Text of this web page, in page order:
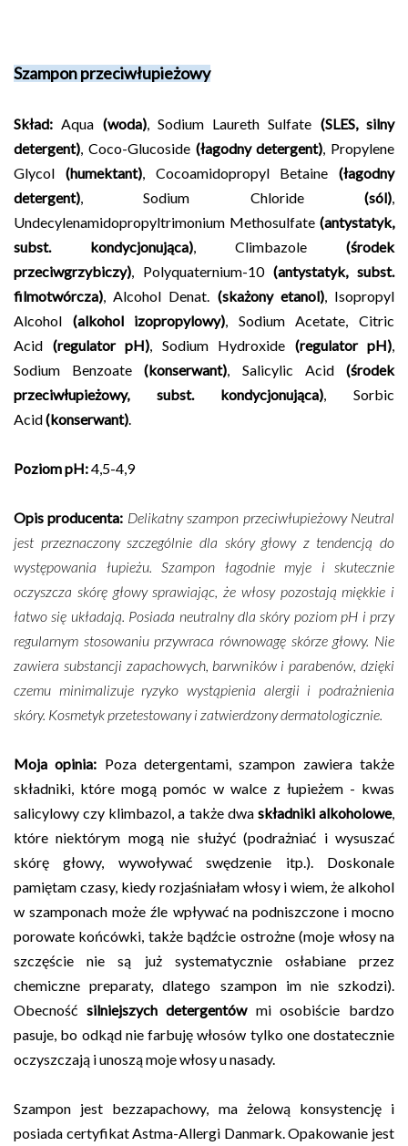
Szampon przeciwłupieżowy
Skład: Aqua (woda), Sodium Laureth Sulfate (SLES, silny
detergent), Coco-Glucoside (łagodny detergent), Propylene
Glycol (humektant), Cocoamidopropyl Betaine (łagodny
detergent), Sodium Chloride (sól),
Undecylenamidopropyltrimonium Methosulfate (antystatyk,
subst. kondycjonująca), Climbazole (środek
przeciwgrzybiczy), Polyquaternium-10 (antystatyk, subst.
filmotwórcza), Alcohol Denat. (skażony etanol), Isopropyl
Alcohol (alkohol izopropylowy), Sodium Acetate, Citric
Acid (regulator pH), Sodium Hydroxide (regulator pH),
Sodium Benzoate(konserwant), Salicylic Acid(środek
przeciwłupieżowy, subst. kondycjonująca), Sorbic
Acid(konserwant).
Poziom pH:4,5-4,9
Opis producenta: Delikatny szampon przeciwłupieżowy Neutral
jest przeznaczony szczególnie dla skóry głowy z tendencją do
występowania łupieżu. Szampon łagodnie myje i skutecznie
oczyszcza skórę głowy sprawiając, że włosy pozostają miękkie i
łatwo się układają. Posiada neutralny dla skóry poziom pH i przy
regularnym stosowaniu przywraca równowagę skórze głowy. Nie
zawiera substancji zapachowych, barwników i parabenów, dzięki
czemu minimalizuje ryzyko wystąpienia alergii i podrażnienia
skóry. Kosmetyk przetestowany i zatwierdzony dermatologicznie.
Moja opinia: Poza detergentami, szampon zawiera także
składniki, które mogą pomóc w walce z łupieżem - kwas
salicylowy czy klimbazol, a także dwa składniki alkoholowe,
które niektórym mogą nie służyć (podrażniać i wysuszać
skórę głowy, wywoływać swędzenie itp.). Doskonale
pamiętam czasy, kiedy rozjaśniałam włosy i wiem, że alkohol
w szamponach może źle wpływać na podniszczone i mocno
porowate końcówki, także bądźcie ostrożne (moje włosy na
szczęście nie są już systematycznie osłabiane przez
chemiczne preparaty, dlatego szampon im nie szkodzi).
Obecność silniejszych detergentówmi osobiście bardzo
pasuje, bo odkąd nie farbuję włosów tylko one dostatecznie
oczyszczają i unoszą moje włosy u nasady.
Szampon jest bezzapachowy, ma żelową konsystencję i
posiada certyfikat Astma-Allergi Danmark. Opakowanie jest